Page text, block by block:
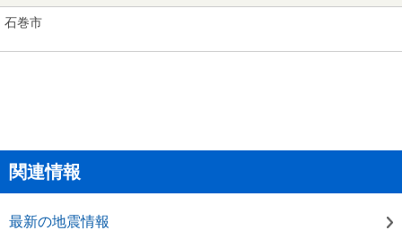
石巻市
関連情報
最新の地震情報